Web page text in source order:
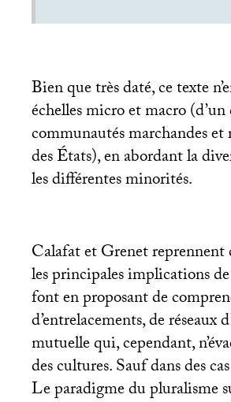
Bien que très daté, ce texte
échelles micro et macro
communautés marchandes
des États), en abordant la
les différentes minorités.
Calafat et Grenet
les principales implications
font en proposant de
d’entrelacements, de réseaux
mutuelle qui, cependant,
des cultures. Sauf dans des
Le paradigme du pluralisme